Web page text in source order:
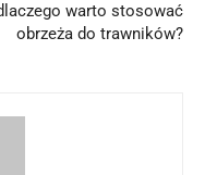
warto stosować
obrzeża do trawników?